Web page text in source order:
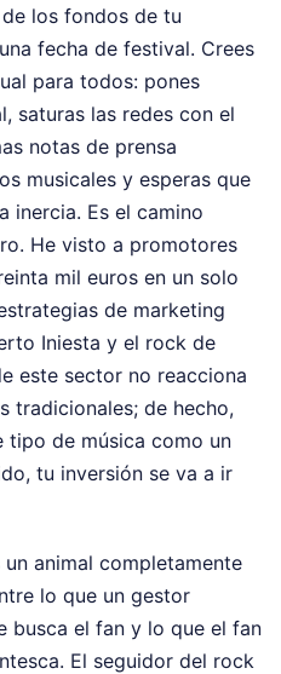
los fondos de tu
fecha de festival. Crees
para todos: pones
saturas las redes con el
notas de prensa
musicales y esperas que
inercia. Es el camino
He visto a promotores
mil euros en un solo
de marketing
Iniesta y el rock de
este sector no reacciona
tradicionales; de hecho,
tipo de música como un
tu inversión se va a ir
animal completamente
lo que un gestor
busca el fan y lo que el fan
El seguidor del rock